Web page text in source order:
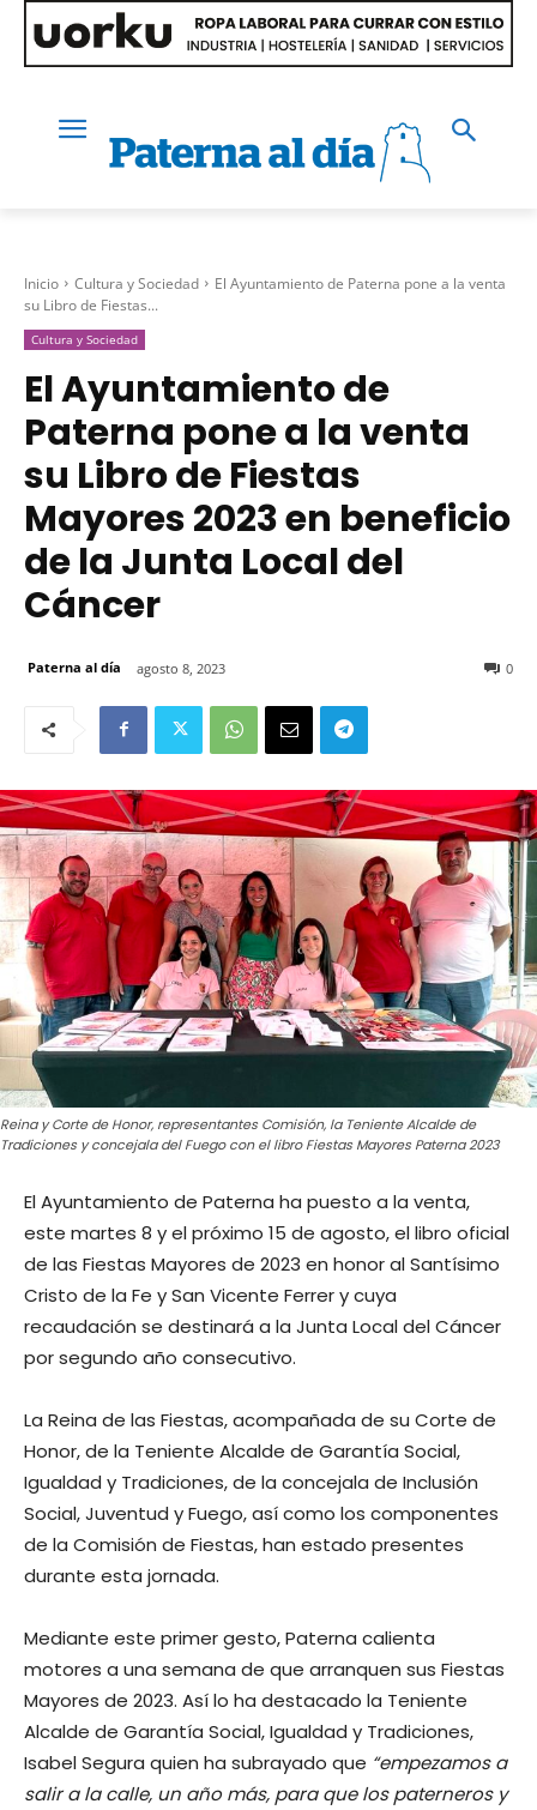
Inicio Cultura y Sociedad
El Ayuntamiento de Paterna pone a la venta
su Libro de Fiestas...
Cultura y Sociedad
El Ayuntamiento de
Paterna pone a la venta
su Libro de Fiestas
Mayores 2023 en beneficio
de la Junta Local del
Cáncer
Paterna al día agosto 8, 2023 0
Reina y Corte de Honor, representantes Comisión, la Teniente Alcalde de
Tradiciones y concejala del Fuego con el libro Fiestas Mayores Paterna 2023
El Ayuntamiento de Paterna ha puesto a la venta,
este martes 8 y el próximo 15 de agosto, el libro oficial
de las Fiestas Mayores de 2023 en honor al Santísimo
Cristo de la Fe y San Vicente Ferrer y cuya
recaudación se destinará a la Junta Local del Cáncer
por segundo año consecutivo.
La Reina de las Fiestas, acompañada de su Corte de
Honor, de la Teniente Alcalde de Garantía Social,
Igualdad y Tradiciones, de la concejala de Inclusión
Social, Juventud y Fuego, así como los componentes
de la Comisión de Fiestas, han estado presentes
durante esta jornada.
Mediante este primer gesto, Paterna calienta
motores a una semana de que arranquen sus Fiestas
Mayores de 2023. Así lo ha destacado la Teniente
Alcalde de Garantía Social, Igualdad y Tradiciones,
Isabel Segura quien ha subrayado que “empezamos a
salir a la calle, un año más, para que los paterneros y